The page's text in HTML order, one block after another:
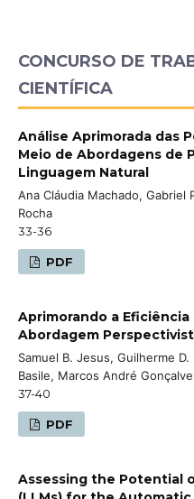
CONCURSO DE
CIENTÍFICA
Análise Aprimorada das
Meio de Abordagens de
Linguagem Natural
Ana Cláudia Machado, Gabriel
Rocha
33-36
PDF
Aprimorando a
Abordagem
Samuel B. Jesus, Guilherme
Basile, Marcos André
37-40
PDF
Assessing the Potential